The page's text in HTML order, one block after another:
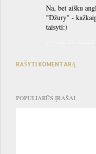
Na, bet aišku
"Džury" -
taisyti:)
RAŠYTI KOMENTARĄ
POPULIARŪS ĮRAŠAI